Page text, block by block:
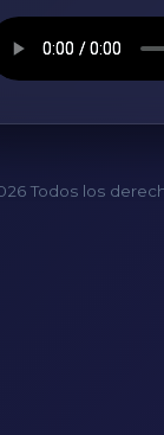
Todos los